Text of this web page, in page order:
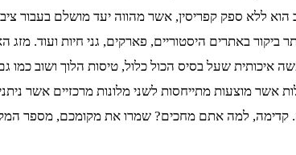
ללא ספק קפריסין, אשר מהווה יעד מושלם בעבור
באתרים היסטוריים, פארקים, גני חיות ועוד. מזג
שעל בסיס הכול כלול, טיסות הלוך ושוב כמו
קדימה, למה אתם מחכים? שמרו את מקומכם, מספר